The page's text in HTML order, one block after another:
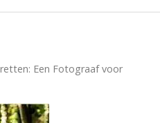
Een Fotograaf voor